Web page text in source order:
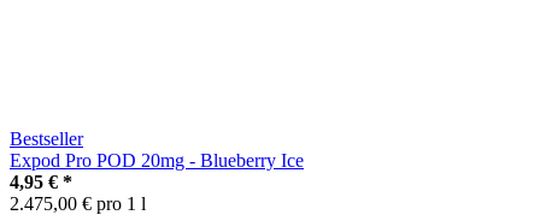
Bestseller
Expod Pro POD 20mg - Blueberry Ice
4,95 € *
2.475,00 € pro 1 l